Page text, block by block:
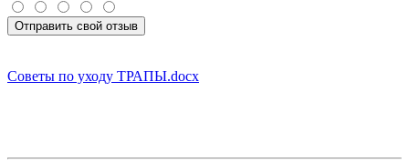
Отправить свой отзыв
Советы по уходу ТРАПЫ.docx